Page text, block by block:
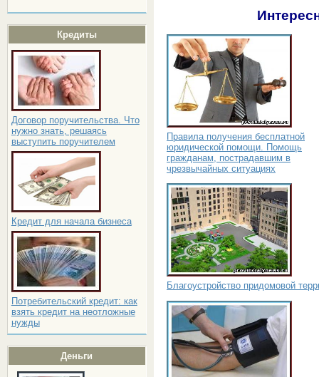
Кредиты
Договор поручительства. Что
нужно знать, решаясь
выступить поручителем
Кредит для начала бизнеса
Потребительский кредит: как
взять кредит на неотложные
нужды
Деньги
Правила получения бесплатной
юридической помощи. Помощь
гражданам, пострадавшим в
чрезвычайных ситуациях
Благоустройство придомовой